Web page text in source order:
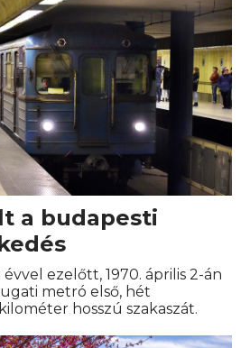
a budapesti
ezelőtt, 1970. április 2-án
metró első, hét
hosszú szakaszát.